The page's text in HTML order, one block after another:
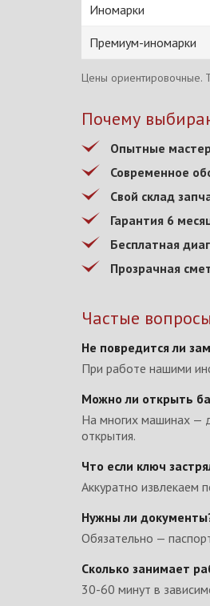
Иномарки
Премиум-иномарки
Цены ориентировочные.
Почему
Опытные
Современное
Свой склад
Гарантия 6
Бесплатная
Прозрачная
Частые вопросы
Не повредится ли
При работе нашими
Можно ли открыть
На многих машинах —
открытия.
Что если ключ
Аккуратно извлекаем
Нужны ли
Обязательно —
Сколько занимает
30-60 минут в